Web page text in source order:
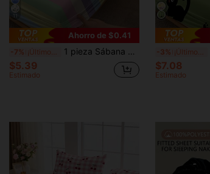
Ahorro de $0.41
-7% 1 pieza Sábana ajustada transpirable con patrón de flor simple, cubierta de cama a prueba de polvo y amistosa con la piel
$5.39
Estimado
-3%
$7.08
Estimado